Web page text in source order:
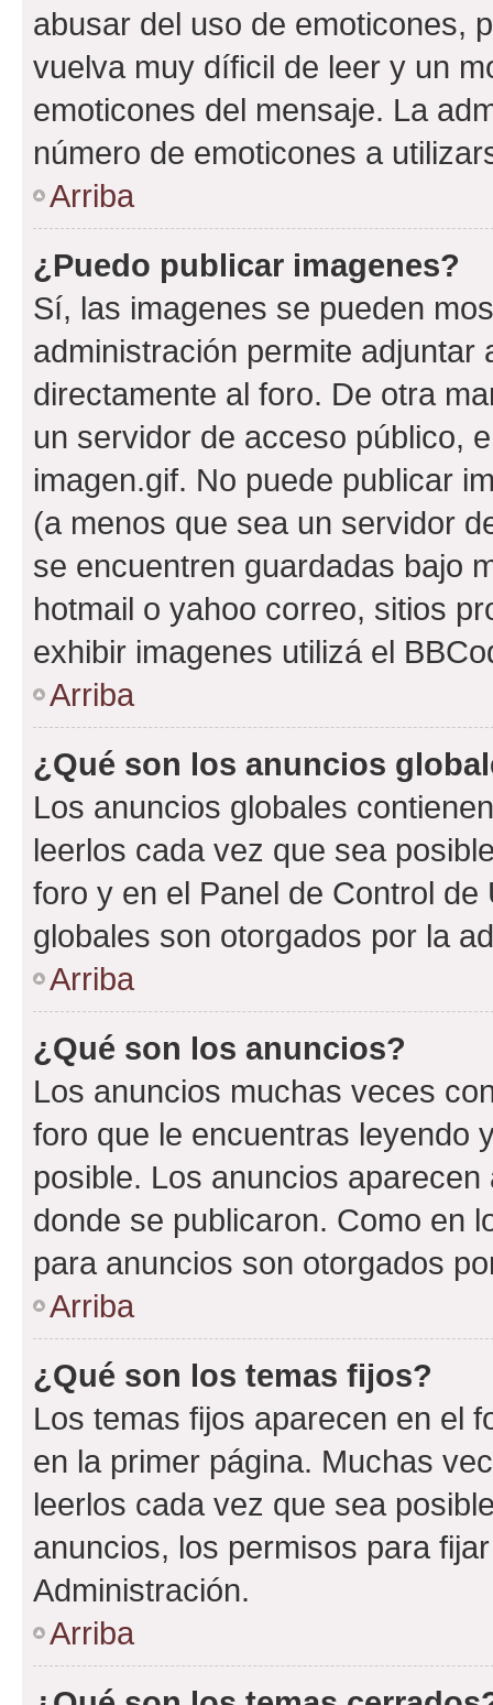
abusar del uso de emoticones,
vuelva muy díficil de leer y un
emoticones del mensaje. La
número de emoticones a
Arriba
¿Puedo publicar imagenes?
Sí, las imagenes se pueden
administración permite
directamente al foro. De otra
un servidor de acceso público,
imagen.gif. No puede publicar
(a menos que sea un servidor
se encuentren guardadas bajo
hotmail o yahoo correo, sitios
exhibir imagenes utilizá el
Arriba
¿Qué son los anuncios
Los anuncios globales
leerlos cada vez que sea
foro y en el Panel de Control
globales son otorgados por la
Arriba
¿Qué son los anuncios?
Los anuncios muchas veces
foro que le encuentras leyendo
posible. Los anuncios
donde se publicaron. Como en
para anuncios son otorgados
Arriba
¿Qué son los temas fijos?
Los temas fijos aparecen en el
en la primer página. Muchas
leerlos cada vez que sea
anuncios, los permisos para
Administración.
Arriba